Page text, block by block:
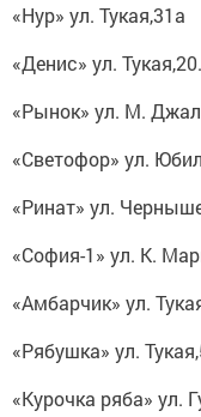
«Нур» ул. Тукая,31а
«Денис» ул. Тукая,20.
«Рынок» ул. М.
«Светофор» ул.
«Ринат» ул.
«София-1» ул. К.
«Амбарчик» ул.
«Рябушка» ул.
«Курочка ряба» ул.